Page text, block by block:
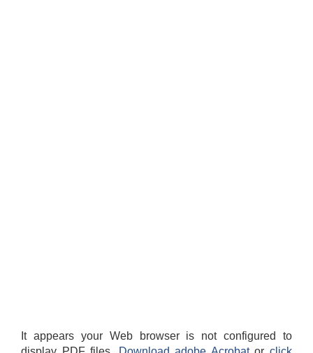
It appears your Web browser is not configured to